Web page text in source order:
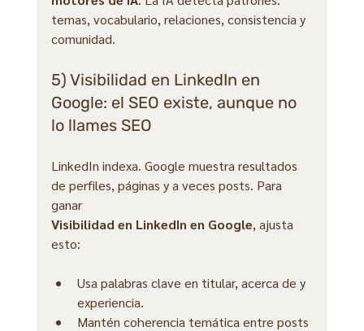
temas, vocabulario, relaciones, consistencia y
comunidad.
5) Visibilidad en LinkedIn en
Google: el SEO existe, aunque no
lo llames SEO
LinkedIn indexa. Google muestra resultados
de perfiles, páginas y a veces posts. Para
ganar
Visibilidad en LinkedIn en Google, ajusta
esto:
Usa palabras clave en titular, acerca de y
experiencia.
Mantén coherencia temática entre posts